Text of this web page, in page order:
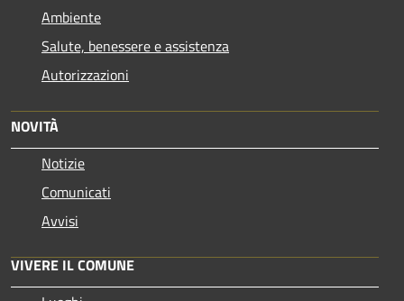
Ambiente
Salute, benessere e assistenza
Autorizzazioni
NOVITÀ
Notizie
Comunicati
Avvisi
VIVERE IL COMUNE